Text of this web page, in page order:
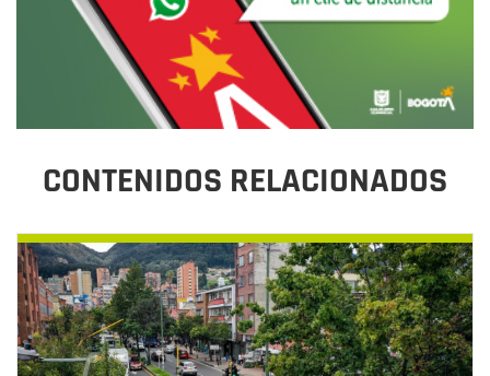
CONTENIDOS RELACIONADOS